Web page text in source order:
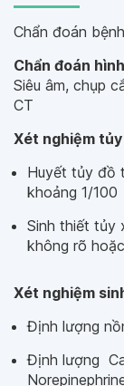
Chẩn đoán
Chẩn đoán
Siêu âm, chụp
CT
Xét nghiệm
Huyết tủy đồ
khoảng 1/100
Sinh thiết tủy
không rõ
Xét nghiệm
Định lượng
Định lượng